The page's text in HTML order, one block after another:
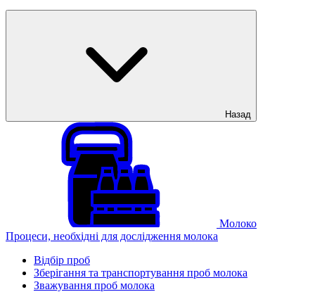
Назад
Молоко
Процеси, необхідні для дослідження молока
Відбір проб
Зберігання та транспортування проб молока
Зважування проб молока